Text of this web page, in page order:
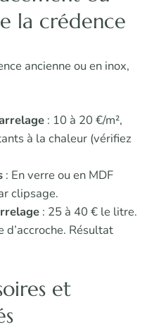
la crédence
ancienne ou en inox,
: 10 à 20 €/m²,
à la chaleur (vérifiez
: En verre ou en MDF
clipsage.
: 25 à 40 € le litre.
d’accroche. Résultat
et